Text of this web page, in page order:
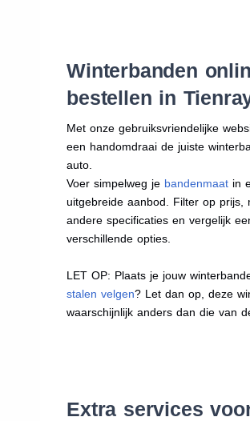
Winterbanden
bestellen in
Met onze gebruiksvriendelijke
een handomdraai de juiste
auto.
Voer simpelweg je bandenmaat in
uitgebreide aanbod. Filter op prijs,
andere specificaties en vergelijk
verschillende opties.
LET OP: Plaats je jouw
stalen velgen? Let dan op, deze
waarschijnlijk anders dan die van
Extra services